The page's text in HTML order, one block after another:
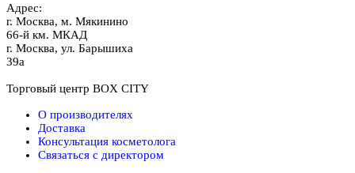
Адрес:
г. Москва, м. Мякинино
66-й км. МКАД
г. Москва, ул. Барышиха
39а
Торговый центр BOX CITY
О производителях
Доставка
Консультация косметолога
Связаться с директором